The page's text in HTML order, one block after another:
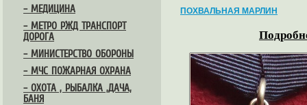
– МЕДИЦИНА
– МЕТРО РЖД ТРАНСПОРТ
ДОРОГА
– МИНИСТЕРСТВО ОБОРОНЫ
– МЧС ПОЖАРНАЯ ОХРАНА
– ОХОТА , РЫБАЛКА ,ДАЧА,
БАНЯ
ПОХВАЛЬНАЯ МАРЛИН